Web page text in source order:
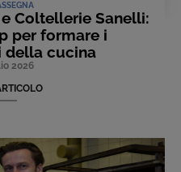
Coltellerie Sanelli:
per formare i
della cucina
2026